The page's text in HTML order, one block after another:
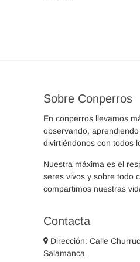
Sobre Conperros
En conperros llevamos
observando,
divirtiéndonos con todos
Nuestra máxima es el
seres vivos y sobre todo
compartimos nuestras
Contacta
Dirección: Calle
Salamanca